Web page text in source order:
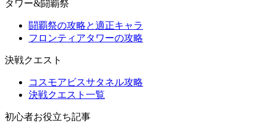
タワー&闘覇祭
闘覇祭の攻略と適正キャラ
フロンティアタワーの攻略
決戦クエスト
コスモアビスサタネル攻略
決戦クエスト一覧
初心者お役立ち記事